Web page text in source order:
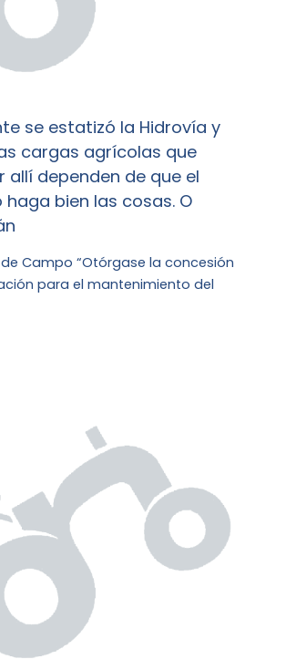
se estatizó la Hidrovía y
cargas agrícolas que
allí dependen de que el
haga bien las cosas. O
de Campo “Otórgase la concesión
para el mantenimiento del